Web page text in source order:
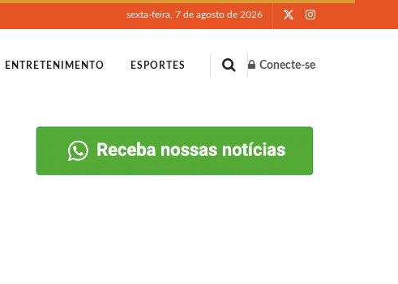
sexta-feira, 7 de agosto de 2026
ENTRETENIMENTO ESPORTES Conecte-se